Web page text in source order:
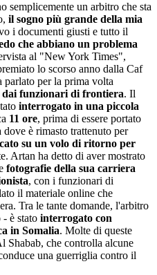
semplicemente un arbitro che sta
il sogno più grande della mia
i documenti giusti e tutto il
che abbiano un problema
al "New York Times",
lo scorso anno dalla Caf
per la prima volta
dai funzionari di frontiera. Il
interrogato in una piccola
11 ore, prima di essere portato
è rimasto trattenuto per
su un volo di ritorno per
Artan ha detto di aver mostrato
fotografie della sua carriera
, con i funzionari di
il materiale online che
Tra le tante domande, l'arbitro
- è stato interrogato con
in Somalia. Molte di queste
Shabab, che controlla alcune
una guerriglia contro il